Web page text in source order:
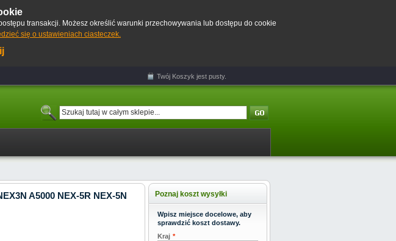
transakcji. Możesz określić warunki przechowywania lub dostępu do cookie
się o ustawieniach ciasteczek.
Twój Koszyk jest pusty.
A5000 NEX-5R NEX-5N
Poznaj koszt wysyłki
Wpisz miejsce docelowe, aby
sprawdzić koszt dostawy.
*
Kraj